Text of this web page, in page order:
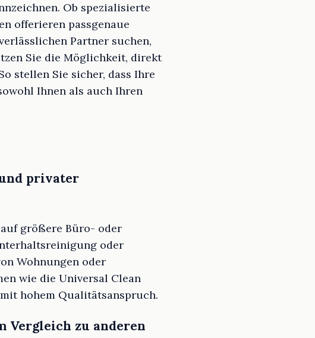
Ob spezialisierte
offerieren passgenaue
Partner suchen,
Sie die Möglichkeit, direkt
stellen Sie sicher, dass Ihre
Ihnen als auch Ihren
privater
größere Büro- oder
oder
Wohnungen oder
wie die Universal Clean
hohem Qualitätsanspruch.
Vergleich zu anderen